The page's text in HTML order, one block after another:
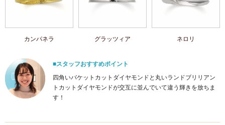
カンパネラ グラッツィア ネロリ
■スタッフおすすめポイント
四角いバケットカットダイヤモンドと丸いランドブリリアン
トカットダイヤモンドが交互に並んでいて違う輝きを放ちま
す！